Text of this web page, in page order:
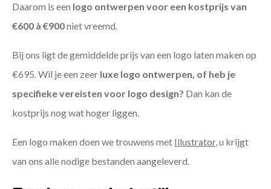
Daarom is een logo ontwerpen voor een kostprijs van
€600 à €900niet vreemd.
Bij ons ligt de gemiddelde prijs van een logo laten maken op
€695. Wil je een zeer luxe logo ontwerpen, of heb je
specifieke vereisten voor logo design? Dan kan de
kostprijs nog wat hoger liggen.
Een logo maken doen we trouwens met Illustrator, u krijgt
van ons alle nodige bestanden aangeleverd.